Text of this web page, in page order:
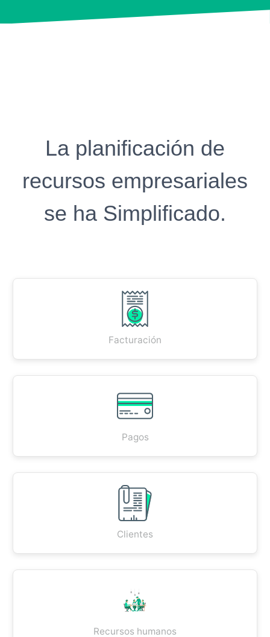
La planificación de
recursos empresariales
se ha Simplificado.
Facturación
Pagos
Clientes
Recursos humanos